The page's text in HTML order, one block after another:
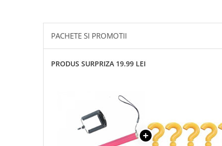
PACHETE SI PROMOTII
PRODUS SURPRIZA 19.99 LEI